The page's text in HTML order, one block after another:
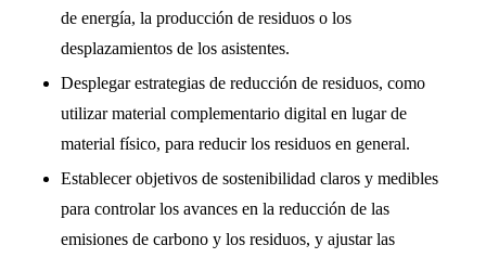
de energía, la producción de residuos o los
desplazamientos de los asistentes.
Desplegar estrategias de reducción de residuos, como
utilizar material complementario digital en lugar de
material físico, para reducir los residuos en general.
Establecer objetivos de sostenibilidad claros y medibles
para controlar los avances en la reducción de las
emisiones de carbono y los residuos, y ajustar las